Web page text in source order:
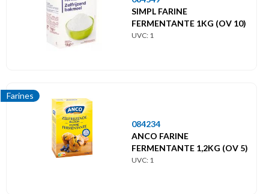
SIMPL FARINE
FERMENTANTE 1KG (OV 10)
UVC: 1
Farines
084234
ANCO FARINE
FERMENTANTE 1,2KG (OV 5)
UVC: 1